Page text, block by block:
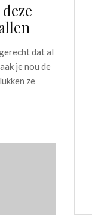
dat al
je nou de
ze